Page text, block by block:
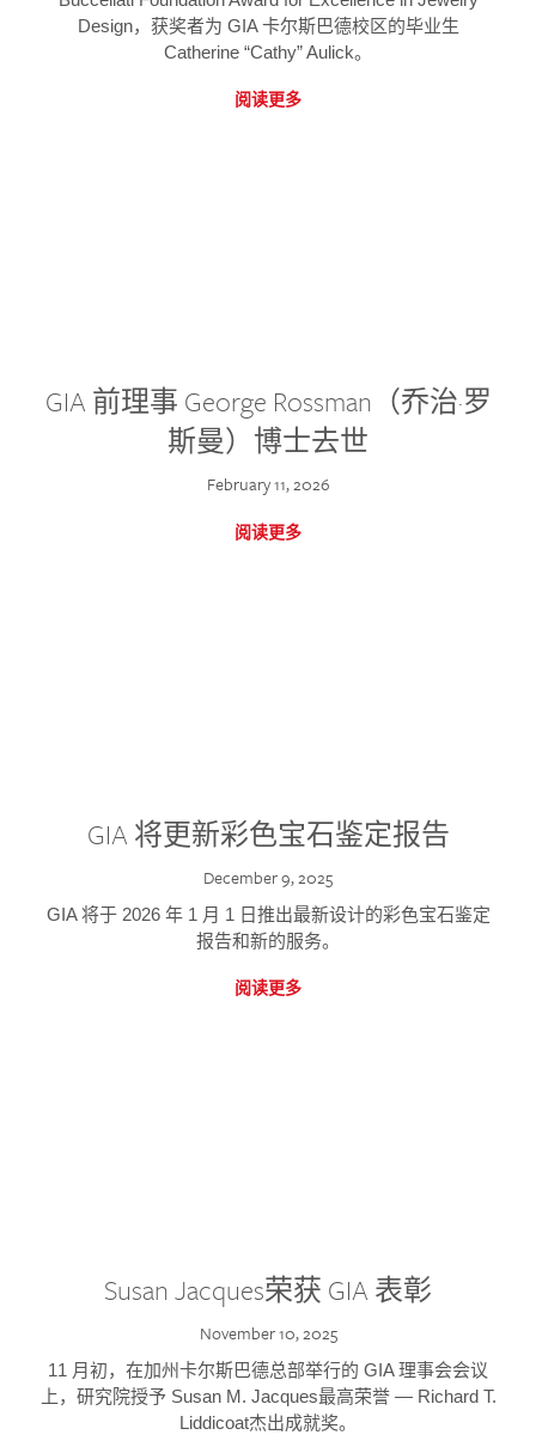
Design，获奖者为 GIA 卡尔斯巴德校区的毕业生
Catherine “Cathy” Aulick。
阅读更多
GIA 前理事 George Rossman（乔治·罗
斯曼）博士去世
February 11, 2026
阅读更多
GIA 将更新彩色宝石鉴定报告
December 9, 2025
GIA 将于 2026 年 1 月 1 日推出最新设计的彩色宝石鉴定
报告和新的服务。
阅读更多
Susan Jacques荣获 GIA 表彰
November 10, 2025
11 月初，在加州卡尔斯巴德总部举行的 GIA 理事会会议
上，研究院授予 Susan M. Jacques最高荣誉 — Richard T.
Liddicoat杰出成就奖。